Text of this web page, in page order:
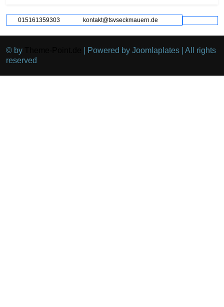
015161359303 kontakt@tsvseckmauern.de
© by
| Powered by Joomlaplates | All rights
reserved